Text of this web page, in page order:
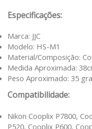
Especificações:
Marca: JJC
Modelo: HS-M1
Material/Composição:
Medida Aproximada:
Peso Aproximado: 35
Compatibilidade:
Nikon Cooplix P7800,
P520, Cooplix P600,